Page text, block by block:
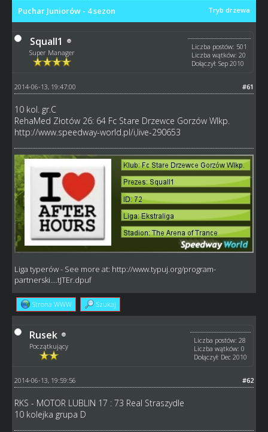
Tryb drzewa
Puchar Juniorów - 4 sezon
Squall1
Super Manager
Liczba postów: 501
Liczba wątków: 20
Dołączył: Sep 2010
#61
2014-06-13, 19:47:00
10 kol. gr.C
RehaMed Złotów 26: 64 Fc Stare Drzewce Gorzów Wlkp.
http://www.speedway-world.pl/i,live-290653
Liga typerów- See more at: http://www.typuj.org/program-
partnerski....tJTEr.dpuf
Strona WWW Szukaj
Rusek
Początkujący
Liczba postów: 28
Liczba wątków: 0
Dołączył: Dec 2010
#62
2014-06-13, 19:59:56
RKS - MOTOR LUBLIN 17 : 73 Real Straszydle
10 kolejka grupa D